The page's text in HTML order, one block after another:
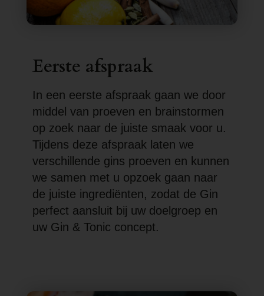
Eerste afspraak
In een eerste afspraak gaan we door
middel van proeven en brainstormen
op zoek naar de juiste smaak voor u.
Tijdens deze afspraak laten we
verschillende gins proeven en kunnen
we samen met u opzoek gaan naar
de juiste ingrediënten, zodat de Gin
perfect aansluit bij uw doelgroep en
uw Gin & Tonic concept.